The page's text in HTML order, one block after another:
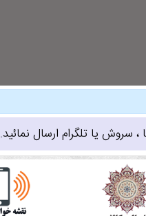
سروش یا تلگرام ارسال نمائید.